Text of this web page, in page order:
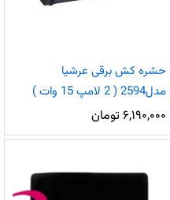
حشره کش برقی عرشیا
مدل2594 ( 2 لامپ 15 وات )
۶,۱۹۰,۰۰۰ تومان